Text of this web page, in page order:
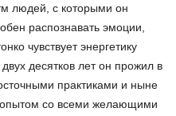
людей, с которыми он
распознавать эмоции,
чувствует энергетику
десятков лет он прожил в
практиками и ныне
со всеми желающими